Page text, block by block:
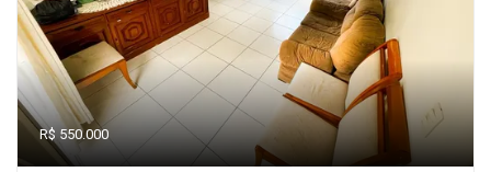
R$ 550.000